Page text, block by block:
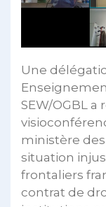
Une
SEW/OGBL
ministère
situation
frontaliers
contrat de